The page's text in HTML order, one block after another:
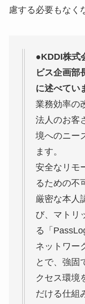
慮する必要もなく
●KDDI株式
ビス企画部
に述べてい
業務効率の
法人のお客
境へのニー
ます。
安全なリモ
るための不
厳密な本人
び、マトリ
る「
ネットワー
とで、強固
クセス環境
だける仕組